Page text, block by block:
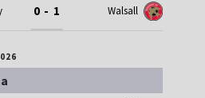
0 - 1 Walsall